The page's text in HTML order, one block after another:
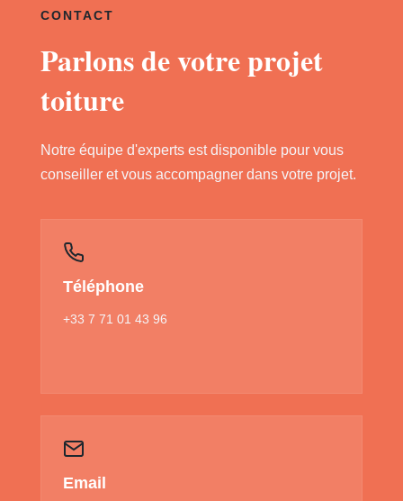
CONTACT
Parlons de votre projet
toiture
Notre équipe d'experts est disponible pour vous
conseiller et vous accompagner dans votre projet.
Téléphone
+33 7 71 01 43 96
Email